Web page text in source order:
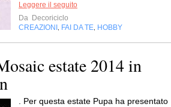
Leggere il seguito
Da Decoriciclo
CREAZIONI , FAI DA TE, HOBBY
estate 2014 in
. Per questa estate Pupa ha presentato